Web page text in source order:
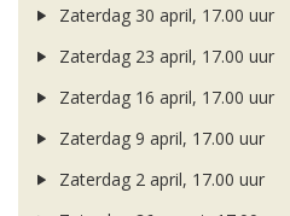
Zaterdag 30 april, 17.00 uur
Zaterdag 23 april, 17.00 uur
Zaterdag 16 april, 17.00 uur
Zaterdag 9 april, 17.00 uur
Zaterdag 2 april, 17.00 uur